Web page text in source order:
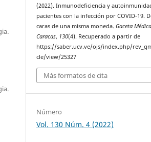
(2022). Inmunodeficiencia y
pacientes con la infección por COVID-19.
caras de una misma moneda.Gaceta
Caracas, 130(4). Recuperado a partir de
https://saber.ucv.ve/ojs/index.php/
cle/view/25327
Más formatos de cita
Número
Vol. 130 Núm. 4 (2022)